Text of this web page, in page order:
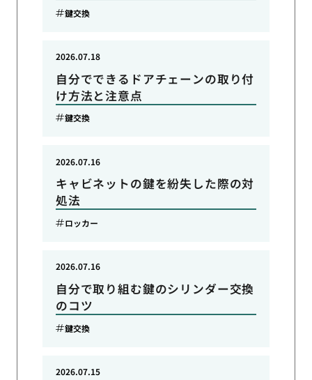
鍵交換
自分でできるドアチェーンの取り付
け方法と注意点
2026.07.18
鍵交換
キャビネットの鍵を紛失した際の対
処法
2026.07.16
ロッカー
自分で取り組む鍵のシリンダー交換
のコツ
2026.07.16
鍵交換
2026.07.15